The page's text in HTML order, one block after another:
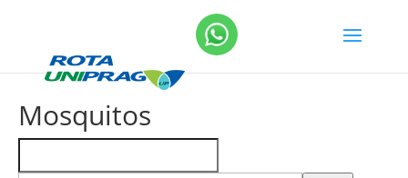
Mosquitos
FAQs
por